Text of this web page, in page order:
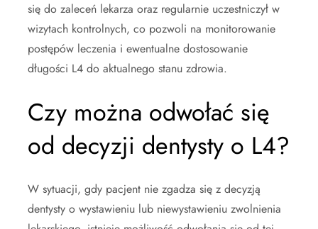
się do zaleceń lekarza oraz regularnie uczestniczył w
wizytach kontrolnych, co pozwoli na monitorowanie
postępów leczenia i ewentualne dostosowanie
długości L4 do aktualnego stanu zdrowia.
Czy można odwołać się
od decyzji dentysty o L4?
W sytuacji, gdy pacjent nie zgadza się z decyzją
dentysty o wystawieniu lub niewystawieniu zwolnienia